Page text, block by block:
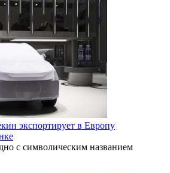
экспортирует в Европу
с символическим названием